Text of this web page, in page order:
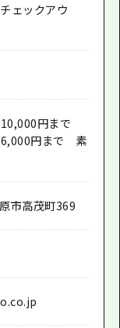
ェックアウ
円まで
6,000円まで 素
市高茂町369